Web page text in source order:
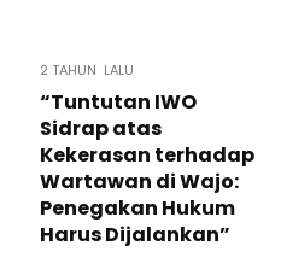
2 TAHUN LALU
“Tuntutan IWO
Sidrap atas
Kekerasan terhadap
Wartawan di Wajo:
Penegakan Hukum
Harus Dijalankan”